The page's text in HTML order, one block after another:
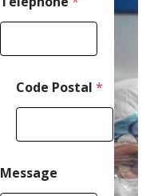
a
Code Postal *
Message